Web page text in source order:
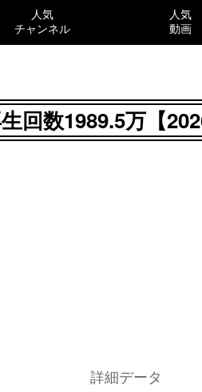
人気
チャンネル
人気
動画
数1989.5万【
詳細データ